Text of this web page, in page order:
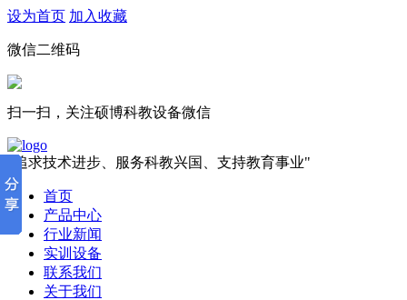
设为首页 加入收藏
微信二维码
扫一扫，关注硕博科教设备微信
"追求技术进步、服务科教兴国、支持教育事业"
首页
产品中心
行业新闻
实训设备
联系我们
关于我们